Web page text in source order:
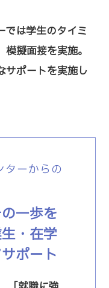
では学生のタイミ
擬面接を実施。
サポートを実施し
ターからの
一歩を
・在学
ポート